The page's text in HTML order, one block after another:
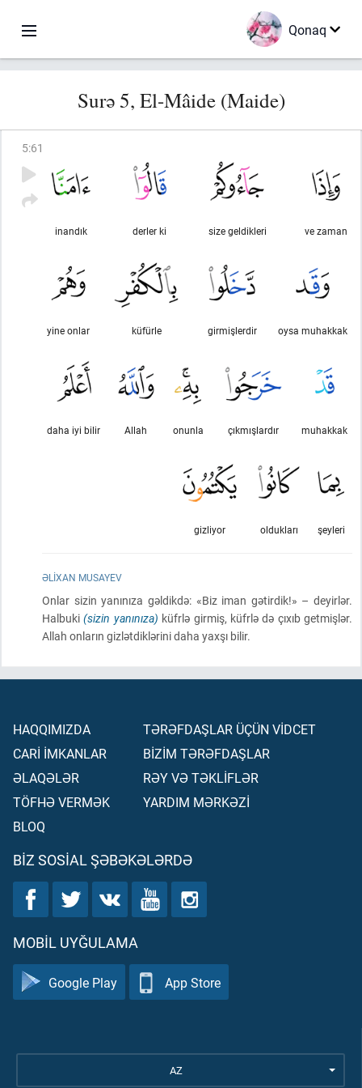
Qonaq
Surə 5, El-Mâide (Maide)
5:61
ve zaman
size geldikleri
derler ki
inandık
oysa muhakkak
girmişlerdir
küfürle
yine onlar
muhakkak
çıkmışlardır
onunla
Allah
daha iyi bilir
şeyleri
oldukları
gizliyor
ƏLIXAN MUSAYEV
Onlar sizin yanınıza gəldikdə: «Biz iman gətirdik!» – deyirlər.
Halbuki(sizin yanınıza) küfrlə girmiş, küfrlə də çıxıb getmişlər.
Allah onların gizlətdiklərini daha yaxşı bilir.
HAQQIMIZDA
CARİ İMKANLAR
ƏLAQƏLƏR
TÖFHƏ VERMƏK
BLOQ
TƏRƏFDAŞLAR ÜÇÜN VİDCET
BİZİM TƏRƏFDAŞLAR
RƏY VƏ TƏKLİFLƏR
YARDIM MƏRKƏZİ
BIZ SOSIAL ŞƏBƏKƏLƏRDƏ
MOBIL UYĞULAMA
Google Play App Store
AZ